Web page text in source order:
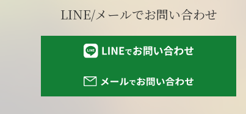
LINE/メールでお問い合わせ